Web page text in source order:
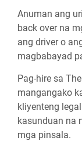
Anuman ang
back over na
ang driver o
magbabayad
Pag-hire sa
mangangako
kliyenteng
kasunduan na
mga pinsala.